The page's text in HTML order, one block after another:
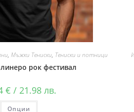
,Мъжки Тениски, Тениски и потници
рок фестивал
€ / 21.98 лв.
Опции